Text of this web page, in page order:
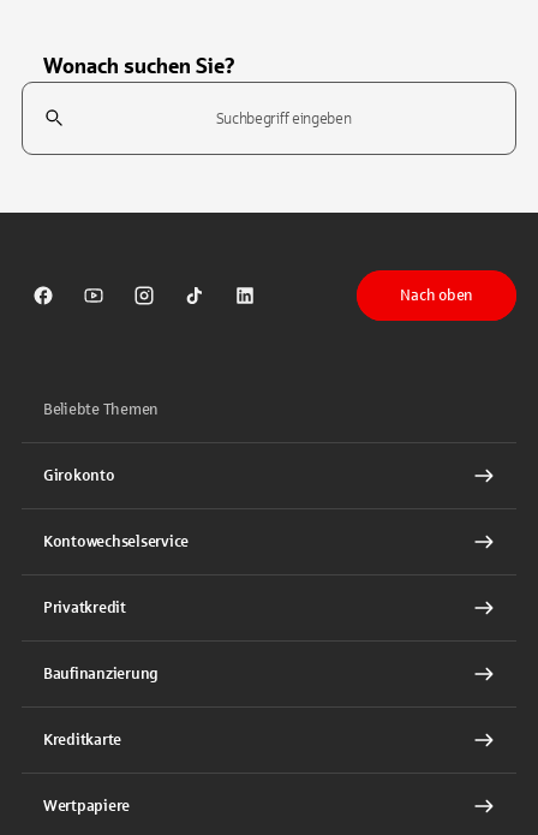
Wonach suchen Sie?
Suchfeld
Sparkasse auf Facebook
Sparkasse auf Youtube
Sparkasse auf Instagram
Sparkasse auf TikTok
Sparkasse auf LinkedIn
Nach oben
Beliebte Themen
Girokonto
Kontowechselservice
Privatkredit
Baufinanzierung
Kreditkarte
Wertpapiere